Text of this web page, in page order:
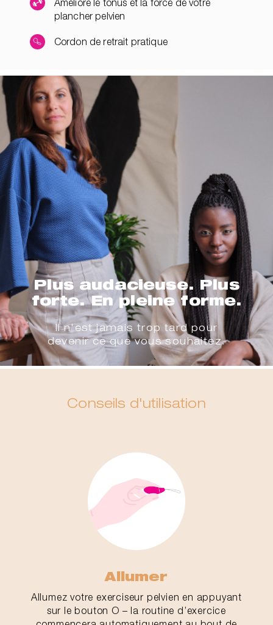
Améliore le tonus et la force de votre
plancher pelvien
Cordon de retrait pratique
Plus audacieuse. Plus
forte. En pleine forme.
Il n'est jamais trop tard pour
devenir ce que vous souhaitez.
Conseils d'utilisation
Allumer
Allumez votre exerciseur pelvien en appuyant
sur le bouton O – la routine d’exercice